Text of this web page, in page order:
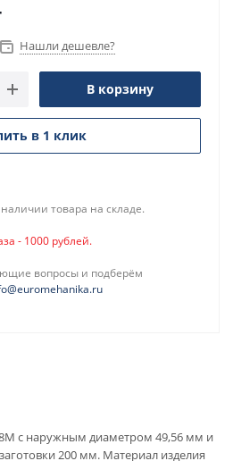
Нашли дешевле?
В корзину
в 1 клик
товара на складе.
- 1000 рублей.
вопросы и подберём
с наружным диаметром 49,56 мм и
200 мм. Материал изделия